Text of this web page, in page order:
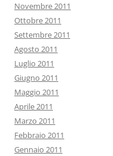
Novembre 2011
Ottobre 2011
Settembre 2011
Agosto 2011
Luglio 2011
Giugno 2011
Maggio 2011
Aprile 2011
Marzo 2011
Febbraio 2011
Gennaio 2011